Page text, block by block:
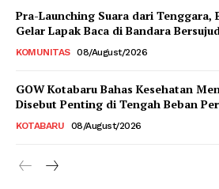
Pra-Launching Suara dari Tenggara,
Gelar Lapak Baca di Bandara
KOMUNITAS 08/August/2026
GOW Kotabaru Bahas Kesehatan
Disebut Penting di Tengah Beban
KOTABARU 08/August/2026